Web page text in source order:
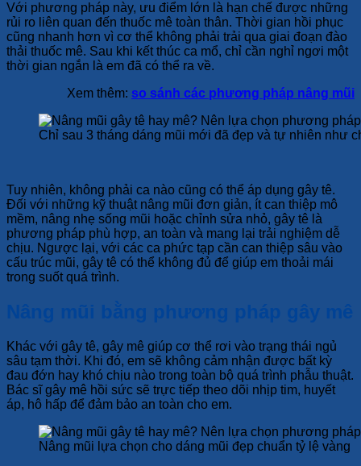
Với phương pháp này, ưu điểm lớn là hạn chế được những
rủi ro liên quan đến thuốc mê toàn thân. Thời gian hồi phục
cũng nhanh hơn vì cơ thể không phải trải qua giai đoạn đào
thải thuốc mê. Sau khi kết thúc ca mổ, chỉ cần nghỉ ngơi một
thời gian ngắn là em đã có thể ra về.
Xem thêm: so sánh các phương pháp nâng mũi
Chỉ sau 3 tháng dáng mũi mới đã đẹp và tự nhiên như
Tuy nhiên, không phải ca nào cũng có thể áp dụng gây tê.
Đối với những kỹ thuật nâng mũi đơn giản, ít can thiệp mô
mềm, nâng nhẹ sống mũi hoặc chỉnh sửa nhỏ, gây tê là
phương pháp phù hợp, an toàn và mang lại trải nghiệm dễ
chịu. Ngược lại, với các ca phức tạp cần can thiệp sâu vào
cấu trúc mũi, gây tê có thể không đủ để giúp em thoải mái
trong suốt quá trình.
Nâng mũi bằng phương pháp gây mê
Khác với gây tê, gây mê giúp cơ thể rơi vào trạng thái ngủ
sâu tạm thời. Khi đó, em sẽ không cảm nhận được bất kỳ
đau đớn hay khó chịu nào trong toàn bộ quá trình phẫu thuật.
Bác sĩ gây mê hồi sức sẽ trực tiếp theo dõi nhịp tim, huyết
áp, hô hấp để đảm bảo an toàn cho em.
Nâng mũi lựa chọn cho dáng mũi đẹp chuẩn tỷ lệ vàng